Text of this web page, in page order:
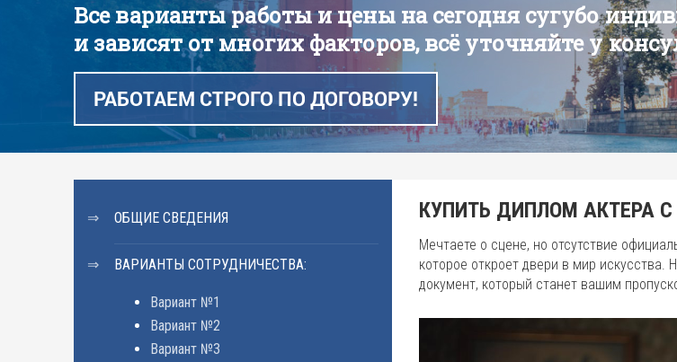
Все варианты работы и цены на сегодня сугубо
и зависят от многих факторов, всё уточняйте у
РАБОТАЕМ СТРОГО ПО ДОГОВОРУ!
ОБЩИЕ СВЕДЕНИЯ
ВАРИАНТЫ СОТРУДНИЧЕСТВА:
Вариант №1
Вариант №2
Вариант №3
КУПИТЬ ДИПЛОМ АКТЕРА
Мечтаете о сцене, но отсутствие
которое откроет двери в мир искусства.
документ, который станет вашим